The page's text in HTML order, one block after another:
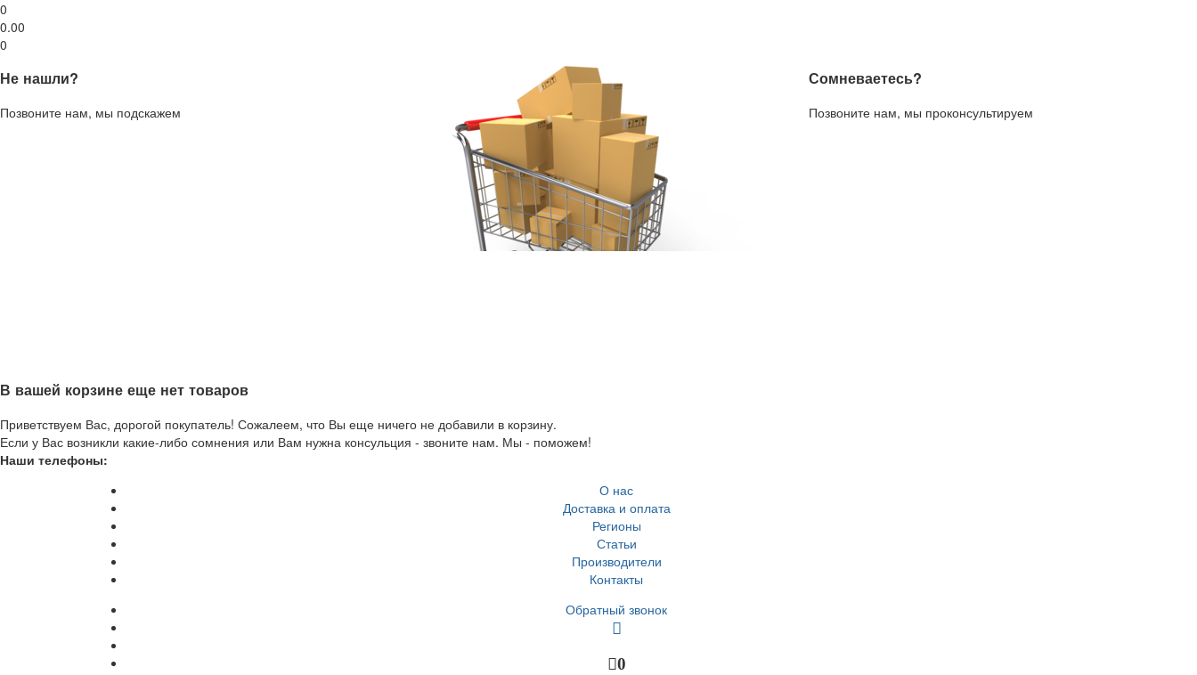
0
0.00
0
Не нашли?
Позвоните нам, мы подскажем
Сомневаетесь?
Позвоните нам, мы проконсультируем
В вашей корзине еще нет товаров
Приветствуем Вас, дорогой покупатель! Сожалеем, что Вы еще ничего не добавили в корзину.
Если у Вас возникли какие-либо сомнения или Вам нужна консульция - звоните нам. Мы - поможем!
Наши телефоны:
О нас
Доставка и оплата
Регионы
Статьи
Производители
Контакты
Обратный звонок
0